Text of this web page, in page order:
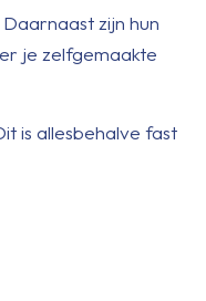
zijn hun
je zelfgemaakte
is allesbehalve fast